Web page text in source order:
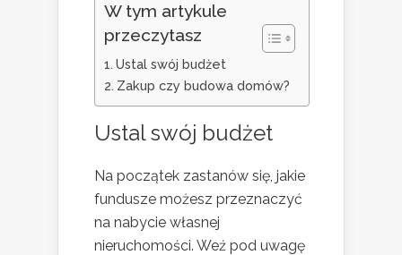
W tym artykule
przeczytasz
Ustal swój budżet
Zakup czy budowa domów?
Ustal swój budżet
Na początek zastanów się, jakie
fundusze możesz przeznaczyć
na nabycie własnej
nieruchomości. Weź pod uwagę